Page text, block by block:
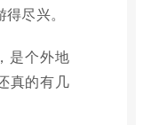
尽兴。
是个外地
真的有几